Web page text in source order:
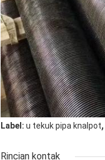
Label: u tekuk pipa knalpot,
Rincian kontak